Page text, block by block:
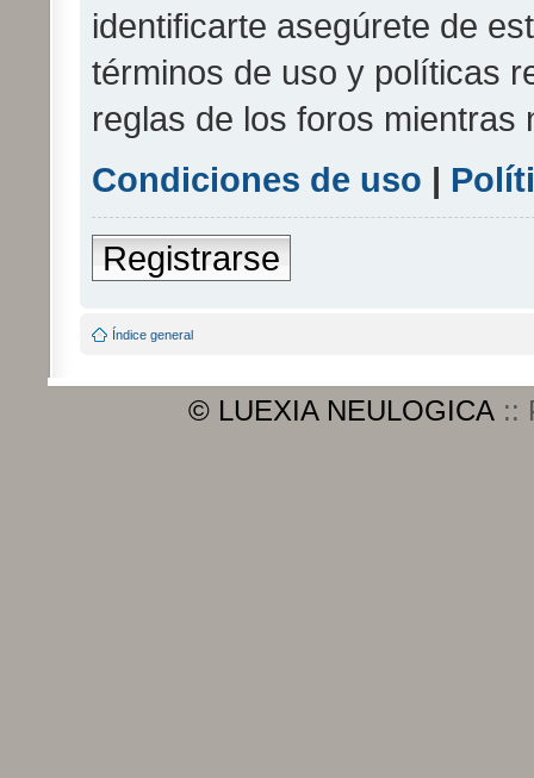
identificarte asegúrete de
términos de uso y políticas
reglas de los foros mientras
Condiciones de uso |
Registrarse
Índice general
© LUEXIA NEULOGICA ::